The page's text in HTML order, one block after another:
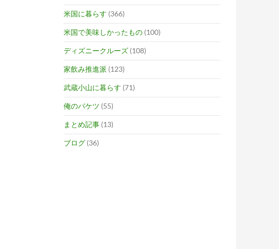
米国に暮らす (366)
米国で美味しかったもの (100)
ディズニークルーズ (108)
家飲み推進派 (123)
武蔵小山に暮らす (71)
俺のバケツ (55)
まとめ記事 (13)
ブログ (36)